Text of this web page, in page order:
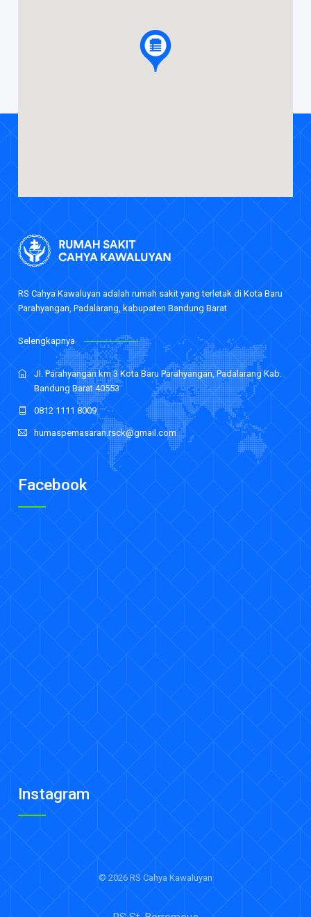
RS Cahya Kawaluyan adalah rumah sakit yang terletak di Kota Baru
Parahyangan, Padalarang, kabupaten Bandung Barat
Selengkapnya
Jl. Parahyangan km 3 Kota Baru Parahyangan, Padalarang Kab.
Bandung Barat 40553
0812 1111 8009
humaspemasaran.rsck@gmail.com
Facebook
Instagram
© 2026 RS Cahya Kawaluyan